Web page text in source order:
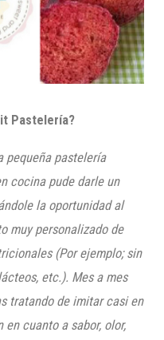
Pastelería?
pequeña pastelería
cocina pude darle un
la oportunidad al
muy personalizado de
(Por ejemplo; sin
etc.). Mes a mes
tratando de imitar casi en
en cuanto a sabor, olor,